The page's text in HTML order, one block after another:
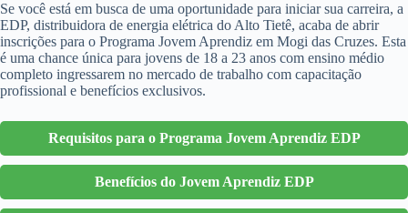
Se você está em busca de uma oportunidade para iniciar sua carreira, a
EDP, distribuidora de energia elétrica do Alto Tietê, acaba de abrir
inscrições para o Programa Jovem Aprendiz em Mogi das Cruzes. Esta
é uma chance única para jovens de 18 a 23 anos com ensino médio
completo ingressarem no mercado de trabalho com capacitação
profissional e benefícios exclusivos.
Requisitos para o Programa Jovem Aprendiz EDP
Benefícios do Jovem Aprendiz EDP